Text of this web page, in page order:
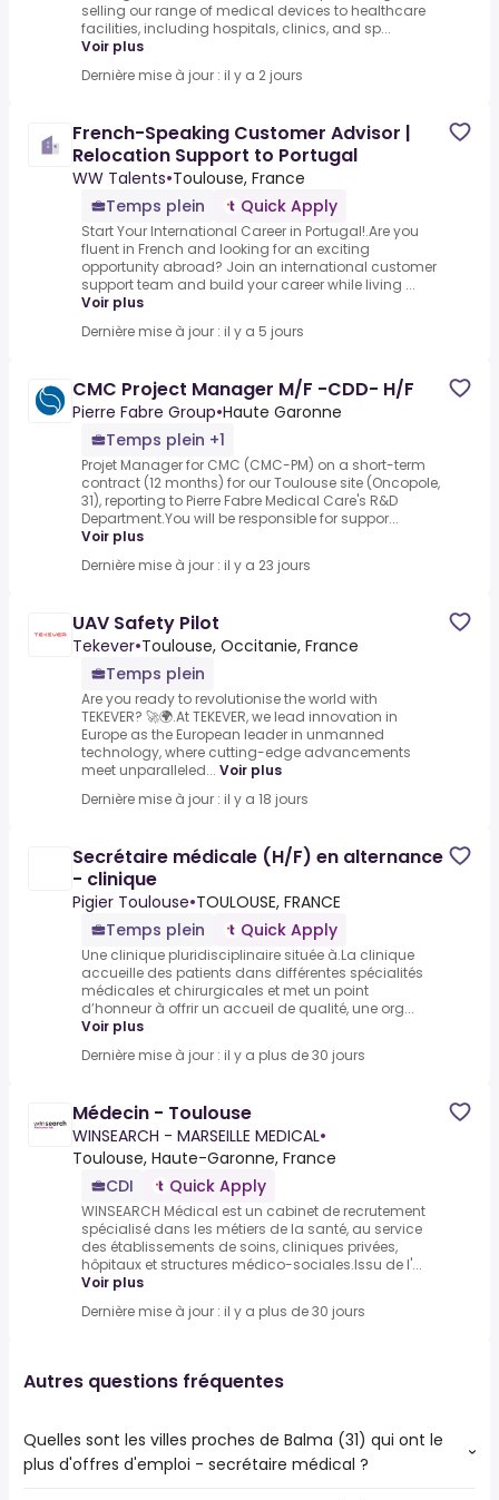
selling our range of medical devices to healthcare
facilities, including hospitals, clinics, and sp...
Voir plus
Dernière mise à jour : il y a 2 jours
French-Speaking Customer Advisor |
Relocation Support to Portugal
WW Talents•Toulouse, France
Temps plein
Quick Apply
Start Your International Career in Portugal!.Are you
fluent in French and looking for an exciting
opportunity abroad? Join an international customer
support team and build your career while living ...
Voir plus
Dernière mise à jour : il y a 5 jours
CMC Project Manager M/F -CDD- H/F
Pierre Fabre Group•Haute Garonne
Temps plein +1
Projet Manager for CMC (CMC-PM) on a short-term
contract (12 months) for our Toulouse site (Oncopole,
31), reporting to Pierre Fabre Medical Care's R&D
Department.You will be responsible for suppor...
Voir plus
Dernière mise à jour : il y a 23 jours
UAV Safety Pilot
Tekever•Toulouse, Occitanie, France
Temps plein
Are you ready to revolutionise the world with
TEKEVER? 🚀🌍.At TEKEVER, we lead innovation in
Europe as the European leader in unmanned
technology, where cutting-edge advancements
meet unparalleled... Voir plus
Dernière mise à jour : il y a 18 jours
Secrétaire médicale (H/F) en alternance
- clinique
Pigier Toulouse•TOULOUSE, FRANCE
Temps plein
Quick Apply
Une clinique pluridisciplinaire située à.La clinique
accueille des patients dans différentes spécialités
médicales et chirurgicales et met un point
d’honneur à offrir un accueil de qualité, une org...
Voir plus
Dernière mise à jour : il y a plus de 30 jours
Médecin - Toulouse
WINSEARCH - MARSEILLE MEDICAL•
Toulouse, Haute-Garonne, France
CDI
Quick Apply
WINSEARCH Médical est un cabinet de recrutement
spécialisé dans les métiers de la santé, au service
des établissements de soins, cliniques privées,
hôpitaux et structures médico-sociales.Issu de l'...
Voir plus
Dernière mise à jour : il y a plus de 30 jours
Autres questions fréquentes
Quelles sont les villes proches de Balma (31) qui ont le
plus d'offres d'emploi - secrétaire médical ?